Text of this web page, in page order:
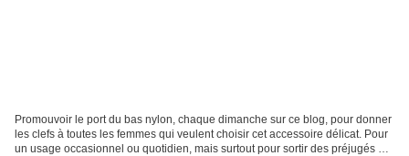
Promouvoir le port du bas nylon, chaque dimanche sur ce blog, pour donner
les clefs à toutes les femmes qui veulent choisir cet accessoire délicat. Pour
un usage occasionnel ou quotidien, mais surtout pour sortir des préjugés et